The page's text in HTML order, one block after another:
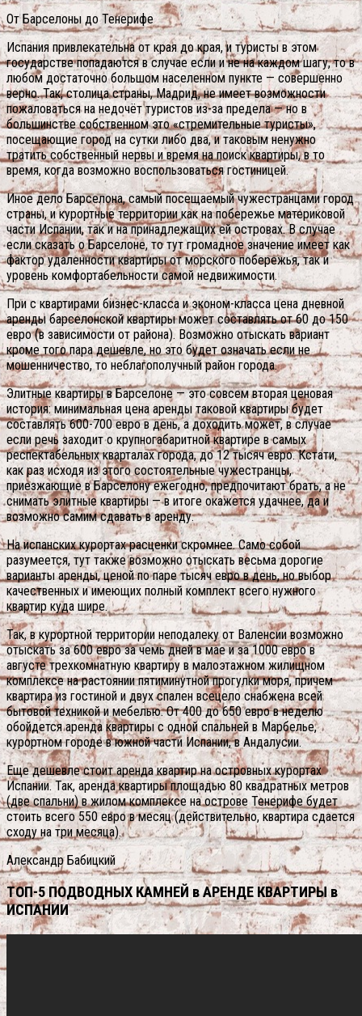
От Барселоны до Тенерифе
Испания привлекательна от края до края, и туристы в этом
государстве попадаются в случае если и не на каждом шагу, то в
любом достаточно большом населенном пункте — совершенно
верно. Так, столица страны, Мадрид, не имеет возможности
пожаловаться на недочёт туристов из-за предела — но в
большинстве собственном это «стремительные туристы»,
посещающие город на сутки либо два, и таковым ненужно
тратить собственный нервы и время на поиск квартиры, в то
время, когда возможно воспользоваться гостиницей.
Иное дело Барселона, самый посещаемый чужестранцами город
страны, и курортные территории как на побережье материковой
части Испании, так и на принадлежащих ей островах. В случае
если сказать о Барселоне, то тут громадное значение имеет как
фактор удаленности квартиры от морского побережья, так и
уровень комфортабельности самой недвижимости.
При с квартирами бизнес-класса и эконом-класса цена дневной
аренды барселонской квартиры может составлять от 60 до 150
евро (в зависимости от района). Возможно отыскать вариант
кроме того пара дешевле, но это будет означать если не
мошенничество, то неблагополучный район города.
Элитные квартиры в Барселоне — это совсем вторая ценовая
история: минимальная цена аренды таковой квартиры будет
составлять 600-700 евро в день, а доходить может, в случае
если речь заходит о крупногабаритной квартире в самых
респектабельных кварталах города, до 12 тысяч евро. Кстати,
как раз исходя из этого состоятельные чужестранцы,
приезжающие в Барселону ежегодно, предпочитают брать, а не
снимать элитные квартиры — в итоге окажется удачнее, да и
возможно самим сдавать в аренду.
На испанских курортах расценки скромнее. Само собой
разумеется, тут также возможно отыскать весьма дорогие
варианты аренды, ценой по паре тысяч евро в день, но выбор
качественных и имеющих полный комплект всего нужного
квартир куда шире.
Так, в курортной территории неподалеку от Валенсии возможно
отыскать за 600 евро за чемь дней в мае и за 1000 евро в
августе трехкомнатную квартиру в малоэтажном жилищном
комплексе на растоянии пятиминутной прогулки моря, причем
квартира из гостиной и двух спален всецело снабжена всей
бытовой техникой и мебелью. От 400 до 650 евро в неделю
обойдется аренда квартиры с одной спальней в Марбелье,
курортном городе в южной части Испании, в Андалусии.
Еще дешевле стоит аренда квартир на островных курортах
Испании. Так, аренда квартиры площадью 80 квадратных метров
(две спальни) в жилом комплексе на острове Тенерифе будет
стоить всего 550 евро в месяц (действительно, квартира сдается
сходу на три месяца).
Александр Бабицкий
ТОП-5 ПОДВОДНЫХ КАМНЕЙ в АРЕНДЕ КВАРТИРЫ в
ИСПАНИИ